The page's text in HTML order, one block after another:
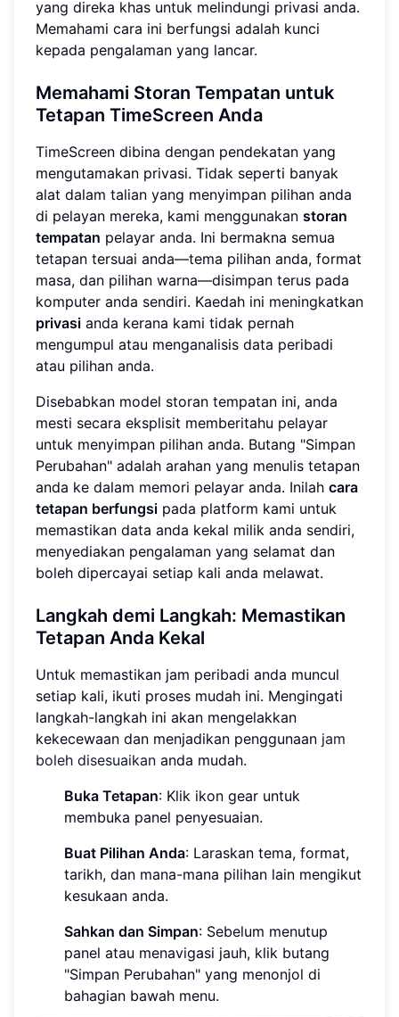
yang direka khas untuk melindungi privasi anda.
Memahami cara ini berfungsi adalah kunci
kepada pengalaman yang lancar.
Memahami Storan Tempatan untuk
Tetapan TimeScreen Anda
TimeScreen dibina dengan pendekatan yang
mengutamakan privasi. Tidak seperti banyak
alat dalam talian yang menyimpan pilihan anda
di pelayan mereka, kami menggunakan storan
tempatan pelayar anda. Ini bermakna semua
tetapan tersuai anda—tema pilihan anda, format
masa, dan pilihan warna—disimpan terus pada
komputer anda sendiri. Kaedah ini meningkatkan
privasi anda kerana kami tidak pernah
mengumpul atau menganalisis data peribadi
atau pilihan anda.
Disebabkan model storan tempatan ini, anda
mesti secara eksplisit memberitahu pelayar
untuk menyimpan pilihan anda. Butang "Simpan
Perubahan" adalah arahan yang menulis tetapan
anda ke dalam memori pelayar anda. Inilah cara
tetapan berfungsi pada platform kami untuk
memastikan data anda kekal milik anda sendiri,
menyediakan pengalaman yang selamat dan
boleh dipercayai setiap kali anda melawat.
Langkah demi Langkah: Memastikan
Tetapan Anda Kekal
Untuk memastikan jam peribadi anda muncul
setiap kali, ikuti proses mudah ini. Mengingati
langkah-langkah ini akan mengelakkan
kekecewaan dan menjadikan penggunaan jam
boleh disesuaikan anda mudah.
Buka Tetapan: Klik ikon gear untuk
membuka panel penyesuaian.
Buat Pilihan Anda: Laraskan tema, format,
tarikh, dan mana-mana pilihan lain mengikut
kesukaan anda.
Sahkan dan Simpan: Sebelum menutup
panel atau menavigasi jauh, klik butang
"Simpan Perubahan" yang menonjol di
bahagian bawah menu.